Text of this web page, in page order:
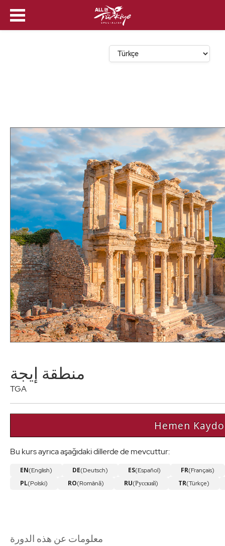
Dil Seçin
منطقة إيجة
TGA
Hemen
Bu kurs ayrıca aşağıdaki dillerde de mevcuttur:
EN(English) DE(Deutsch) ES(Español) FR(Français)
PL(Polski) RO(Română) RU(Русский) TR(Türkçe)
معلومات عن هذه الدورة